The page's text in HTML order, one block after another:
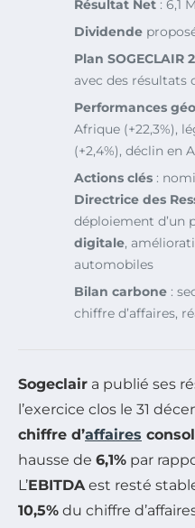
Résultat Net : 6,1
Dividende
Plan SOGECLAIR
avec des résultats
Performances
Afrique (+22,3%),
(+2,4%), déclin en
Actions clés :
Directrice des
déploiement d’un
digitale,
automobiles
Bilan carbone :
chiffre d’affaires,
Sogeclair a publié ses
l’exercice clos le 31
chiffre d’affaires
hausse de 6,1% par
L’EBITDA est resté
10,5% du chiffre